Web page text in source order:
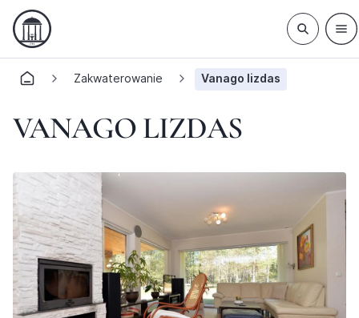
Zakwaterowanie Vanago lizdas
VANAGO LIZDAS